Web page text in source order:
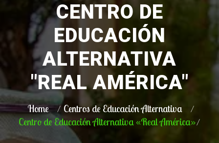
CENTRO DE
EDUCACIÓN
ALTERNATIVA
"REAL AMÉRICA"
Home
Centros de Educación Alternativa
Centro de Educación Alternativa «Real América»